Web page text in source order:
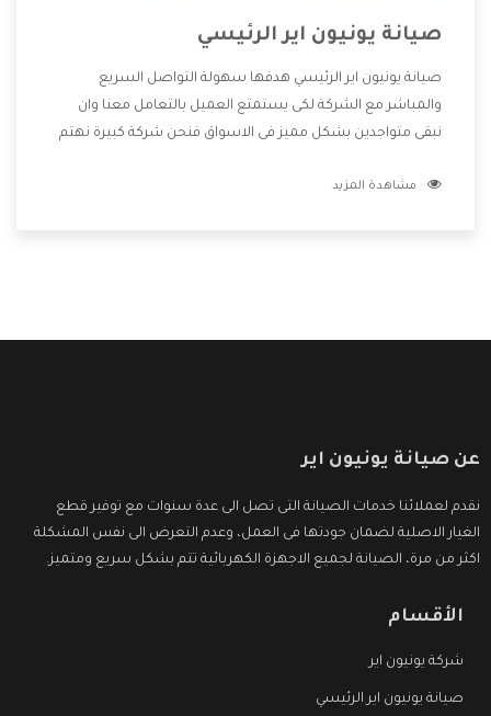
صيانة يونيون اير الرئيسي
صيانة يونيون اير الرئيسي هدفها سهولة التواصل السريع
والمباشر مع الشركة لكى يستمتع العميل بالتعامل معنا وان
نبقى متواجدين بشكل مميز فى الاسواق فنحن شركة كبيرة نهتم
الشركة بها والتى تكون منها خدمة الصيانة التى تكون من أهم
مشاهدة المزيد
عن صيانة يونيون اير
نقدم لعملائنا خدمات الصيانة التى تصل الى عدة سنوات مع توفير قطع
الغيار الاصلية لضمان جودتها فى العمل، وعدم التعرض الى نفس المشكلة
اكثر من مرة، الصيانة لجميع الاجهزة الكهربائية تتم بشكل سريع ومتميز.
الأقسام
شركة يونيون اير
صيانة يونيون اير الرئيسي